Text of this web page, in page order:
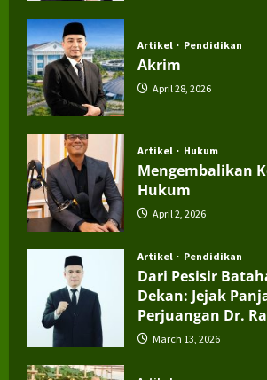
Artikel Pendidikan
Akrim
April 28, 2026
Artikel Hukum
Mengembalikan
Hukum
April 2, 2026
Artikel Pendidikan
Dari Pesisir
Dekan: Jejak
Perjuangan Dr.
March 13, 2026